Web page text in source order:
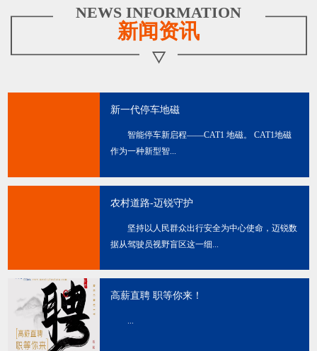
NEWS INFORMATION
新闻资讯
新一代停车地磁
智能停车新启程——CAT1 地磁。 CAT1地磁
作为一种新型智...
农村道路-迈锐守护
坚持以人民群众出行安全为中心使命，迈锐数
据从驾驶员视野盲区这一细...
高薪直聘 职等你来！
...